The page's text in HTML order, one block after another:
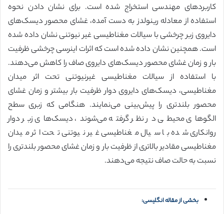
کاربردهای مهندسی استخراج شده است. برای نشان دادن نحوه
استفاده از معادله رینولدز به دست آمده، غشای محصور دیسک‌های
دایروی زبر چرخشی با سیالات مغناطیسی غیر نیوتنی نشان داده شده
است. همچنین نشان داده شده است که اثرات اینرسی چرخشی ظرفیت
بار و زمان غشای محصور دیسک‌های دایروی صاف را کاهش می‌دهند.
با استفاده از سیالات مغناطیسی غیرنیوتنی تحت اثر میدان
مغناطیسی، دیسک‌های دایروی دوار ظرفیت بار بیشتر و زمان غشای
محصور بلندتری را پیش‌بینی می‌نمایند. هنگامی که زبری سطح
الگوهای محیطی در نظر گرفته می‌شوند، دیسک‌های زبر دوار
روانکاری شده با سیال مغناطیسی غیر نیوتنی تحت اثر میدان
مغناطیسی مقادیر بالاتری از ظرفیت بار و زمان غشای محصور بلندتری را
نسبت به حالت صاف نتیجه می‌دهند.
بخشی از مقاله انگلیسی: